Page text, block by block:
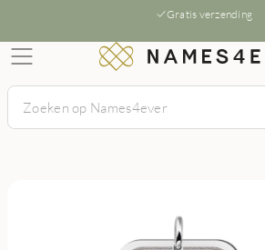
Gratis verzending